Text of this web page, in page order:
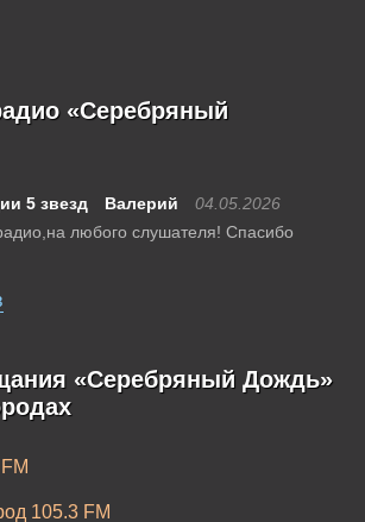
«Серебряный
Валерий
04.05.2026
любого слушателя! Спасибо
«Серебряный Дождь»
105.3 FM